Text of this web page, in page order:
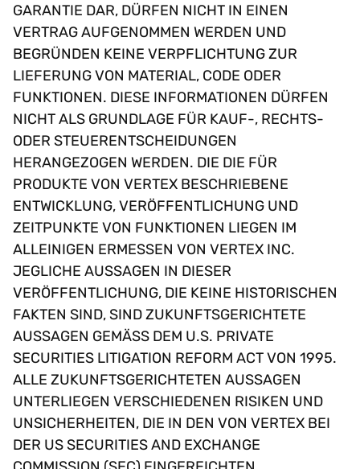
GARANTIE DAR, DÜRFEN NICHT IN EINEN
VERTRAG AUFGENOMMEN WERDEN UND
BEGRÜNDEN KEINE VERPFLICHTUNG ZUR
LIEFERUNG VON MATERIAL, CODE ODER
FUNKTIONEN. DIESE INFORMATIONEN DÜRFEN
NICHT ALS GRUNDLAGE FÜR KAUF-, RECHTS-
ODER STEUERENTSCHEIDUNGEN
HERANGEZOGEN WERDEN. DIE DIE FÜR
PRODUKTE VON VERTEX BESCHRIEBENE
ENTWICKLUNG, VERÖFFENTLICHUNG UND
ZEITPUNKTE VON FUNKTIONEN LIEGEN IM
ALLEINIGEN ERMESSEN VON VERTEX INC.
JEGLICHE AUSSAGEN IN DIESER
VERÖFFENTLICHUNG, DIE KEINE HISTORISCHEN
FAKTEN SIND, SIND ZUKUNFTSGERICHTETE
AUSSAGEN GEMÄSS DEM U.S. PRIVATE S
ECURITIES LITIGATION REFORM ACT VON 1995. A
LLE ZUKUNFTSGERICHTETEN AUSSAGEN U
NTERLIEGEN VERSCHIEDENEN RISIKEN UND U
NSICHERHEITEN, DIE IN DEN VON VERTEX BEI D
ER US SECURITIES AND EXCHANGE C